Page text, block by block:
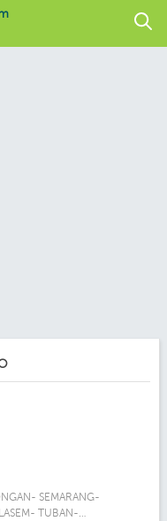
SEMARANG-
TUBAN-